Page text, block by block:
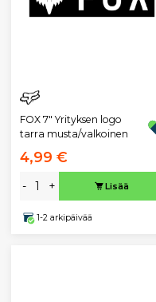
FOX 7" Yrityksen logo
tarra musta/valkoinen
4,99 €
- + Lisää
1-2 arkipäivää